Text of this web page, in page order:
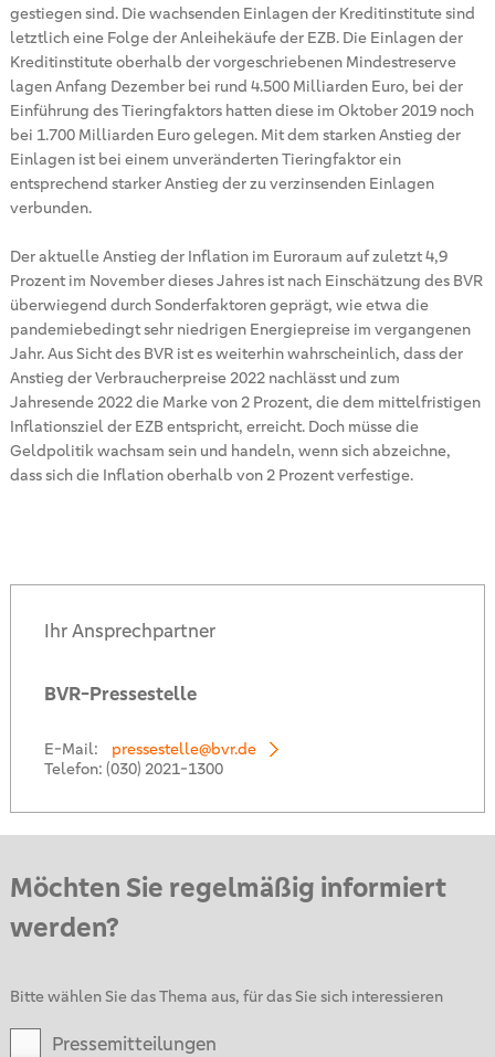
gestiegen sind. Die wachsenden Einlagen der Kreditinstitute sind
letztlich eine Folge der Anleihekäufe der EZB. Die Einlagen der
Kreditinstitute oberhalb der vorgeschriebenen Mindestreserve
lagen Anfang Dezember bei rund 4.500 Milliarden Euro, bei der
Einführung des Tieringfaktors hatten diese im Oktober 2019 noch
bei 1.700 Milliarden Euro gelegen. Mit dem starken Anstieg der
Einlagen ist bei einem unveränderten Tieringfaktor ein
entsprechend starker Anstieg der zu verzinsenden Einlagen
verbunden.
Der aktuelle Anstieg der Inflation im Euroraum auf zuletzt 4,9
Prozent im November dieses Jahres ist nach Einschätzung des BVR
überwiegend durch Sonderfaktoren geprägt, wie etwa die
pandemiebedingt sehr niedrigen Energiepreise im vergangenen
Jahr. Aus Sicht des BVR ist es weiterhin wahrscheinlich, dass der
Anstieg der Verbraucherpreise 2022 nachlässt und zum
Jahresende 2022 die Marke von 2 Prozent, die dem mittelfristigen
Inflationsziel der EZB entspricht, erreicht. Doch müsse die
Geldpolitik wachsam sein und handeln, wenn sich abzeichne,
dass sich die Inflation oberhalb von 2 Prozent verfestige.
Ihr Ansprechpartner
BVR-Pressestelle
E-Mail:
pressestelle@bvr.de
Telefon: (030) 2021-1300
Möchten Sie regelmäßig informiert
werden?
Bitte wählen Sie das Thema aus, für das Sie sich interessieren
Pressemitteilungen